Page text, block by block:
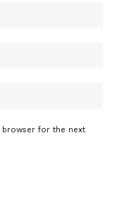
browser for the next